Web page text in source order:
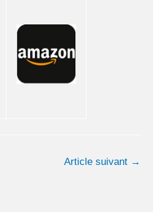
Article suivant →